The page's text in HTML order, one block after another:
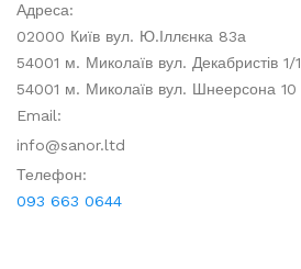
Адреса:
02000 Київ вул. Ю.Іллєнка 83а
54001 м. Миколаїв вул. Декабристів 1/1
54001 м. Миколаїв вул. Шнеерсона 10
Email:
info@sanor.ltd
Телефон:
093 663 0644